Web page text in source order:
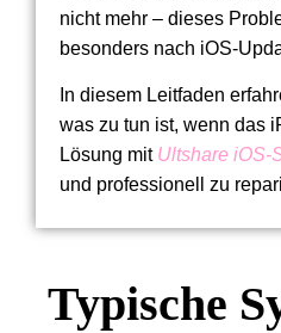
nicht mehr – dieses
besonders nach iOS-
In diesem Leitfaden
was zu tun ist, wenn das
Lösung mit Ultshare iOS-
und professionell zu
Typische